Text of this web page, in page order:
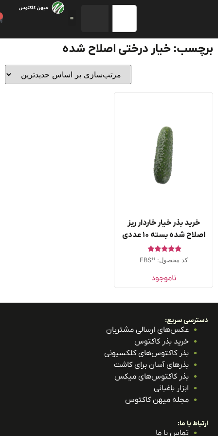
خیار درختی اصلاح شده
خرید بذر خیار خاردار ریز
شده بسته ۱۰ عددی
امتیاز
5.00
کد محصول: FBS11
ناموجود
سریع:
عکس‌های ارسالی مشتریان
خرید بذر کاکتوس
بذر کاکتوس‌های کلکسیونی
بذرهای آسان برای کاشت
بذر کاکتوس‌های میکس
ابزار باغبانی
مجله میهن کاکتوس
با ما:
تماس با ما